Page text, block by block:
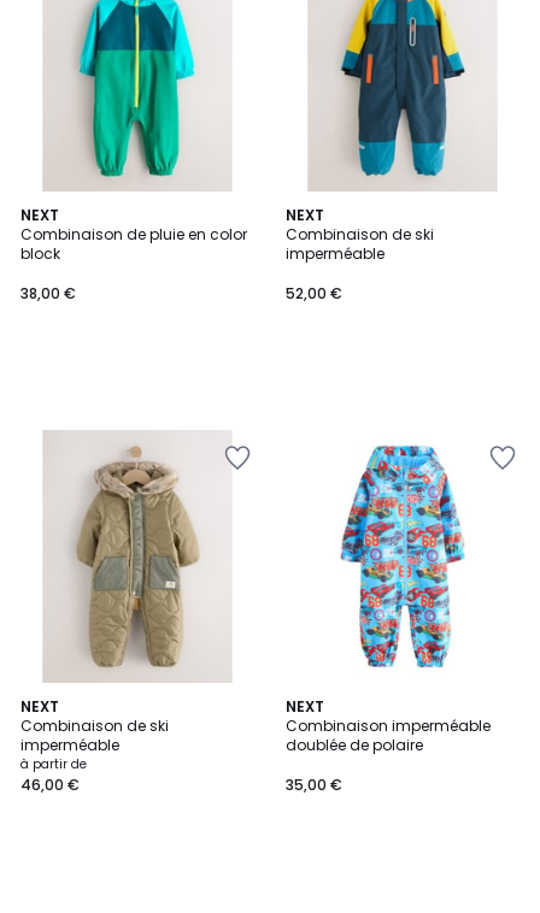
NEXT
Combinaison de pluie en color
block
38,00 €
NEXT
Combinaison de ski
imperméable
52,00 €
NEXT
Combinaison de ski
imperméable
à partir de
46,00 €
NEXT
Combinaison imperméable
doublée de polaire
35,00 €